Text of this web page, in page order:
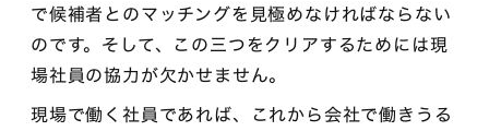
で候補者とのマッチングを見極めなければならない
のです。そして、この三つをクリアするためには現
場社員の協力が欠かせません。
現場で働く社員であれば、これから会社で働きうる